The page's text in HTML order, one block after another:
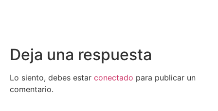
Deja una respuesta
Lo siento, debes estar conectado para publicar un
comentario.